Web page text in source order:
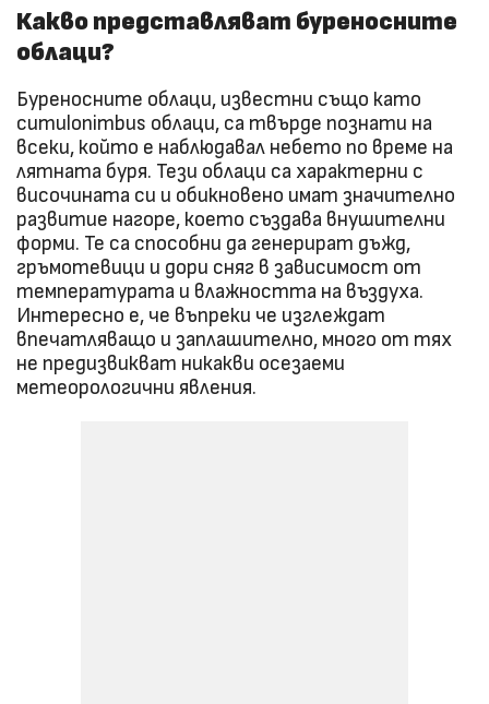
Какво представляват буреносните
облаци?
Буреносните облаци, известни също като
cumulonimbus облаци, са твърде познати на
всеки, който е наблюдавал небето по време на
лятната буря. Тези облаци са характерни с
височината си и обикновено имат значително
развитие нагоре, което създава внушителни
форми. Те са способни да генерират дъжд,
гръмотевици и дори сняг в зависимост от
температурата и влажността на въздуха.
Интересно е, че въпреки че изглеждат
впечатляващо и заплашително, много от тях
не предизвикват никакви осезаеми
метеорологични явления.